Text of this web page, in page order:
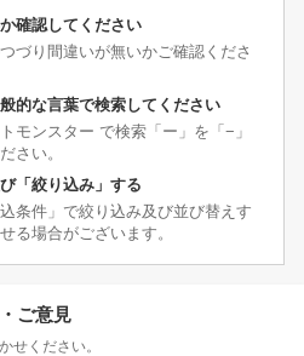
確認してください
づり間違いが無いかご確認くださ
的な言葉で検索してください
ンスター で検索「ー」を「−」
さい。
「絞り込み」する
条件」で絞り込み及び並び替えす
る場合がございます。
ご意見
せください。